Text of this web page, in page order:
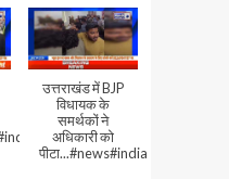
उत्तराखंड में BJP
विधायक के
समर्थकों ने
अधिकारी को
पीटा...#news#india#video#viral